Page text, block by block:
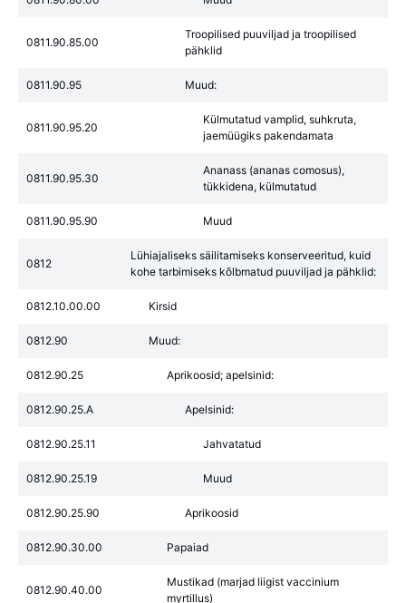
0811.90.85.00
Troopilised puuviljad ja troopilised
pähklid
0811.90.95 Muud:
0811.90.95.20
Külmutatud vamplid, suhkruta,
jaemüügiks pakendamata
0811.90.95.30
Ananass (ananas comosus),
tükkidena, külmutatud
0811.90.95.90 Muud
0812
Lühiajaliseks säilitamiseks konserveeritud, kuid
kohe tarbimiseks kõlbmatud puuviljad ja pähklid:
0812.10.00.00 Kirsid
0812.90 Muud:
0812.90.25 Aprikoosid; apelsinid:
0812.90.25.A Apelsinid:
0812.90.25.11 Jahvatatud
0812.90.25.19 Muud
0812.90.25.90 Aprikoosid
0812.90.30.00 Papaiad
0812.90.40.00
Mustikad (marjad liigist vaccinium
myrtillus)